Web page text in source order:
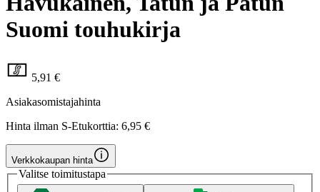
Suomi touhukirja
5,91 €
Asiakasomistajahinta
Hinta ilman S-Etukorttia: 6,95 €
Verkkokaupan hinta
Valitse toimitustapa